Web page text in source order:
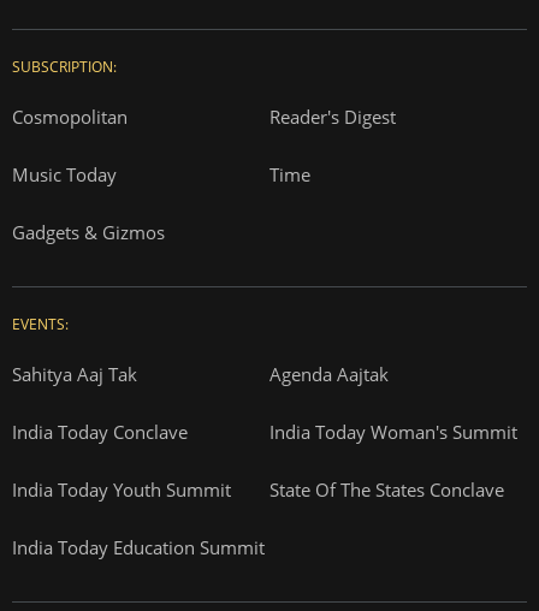
SUBSCRIPTION:
Cosmopolitan Reader's Digest
Music Today Time
Gadgets & Gizmos
EVENTS:
Sahitya Aaj Tak Agenda Aajtak
India Today Conclave India Today Woman's Summit
India Today Youth Summit State Of The States Conclave
India Today Education Summit